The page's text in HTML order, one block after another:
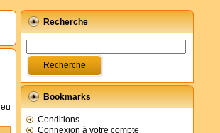
Recherche
Bookmarks
Conditions
Connexion à votre compte